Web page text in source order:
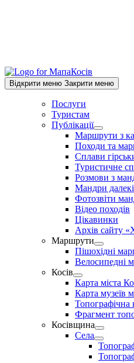
Відкрити меню Закрити меню
Послуги
Туристам
Публікації
Show
sub
menu
Маршрути з
Походи та
Сплави
Туристичне
Розмови з
Мандри далекі
Фотозвіти
Відео походів
Цікавинки
Архів сайту
Маршрути
Show
sub
menu
Пішохідні
Велосипедні
Косів
Show
sub
menu
Карта міста
Карта музеїв
Топографічна
Фрагмент
Косівщина
Show
sub
menu
Села
Show
sub
menu